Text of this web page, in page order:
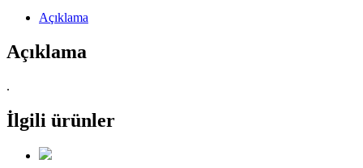
Açıklama
Açıklama
.
İlgili ürünler